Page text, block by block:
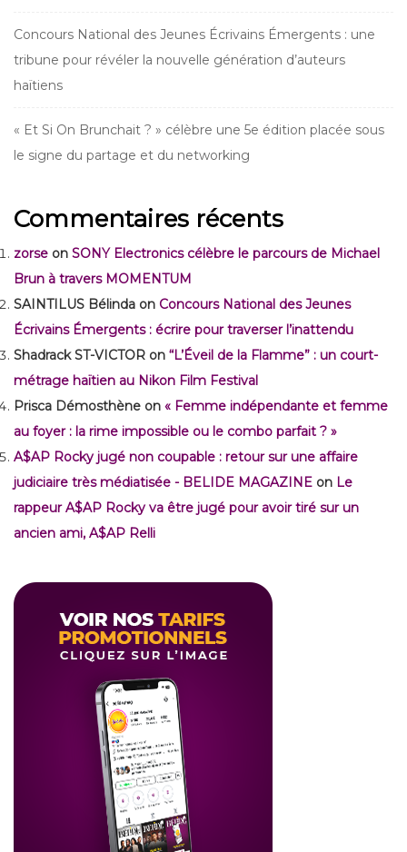
Concours National des Jeunes Écrivains Émergents : une
tribune pour révéler la nouvelle génération d’auteurs
haïtiens
« Et Si On Brunchait ? » célèbre une 5e édition placée sous
le signe du partage et du networking
Commentaires récents
zorse on SONY Electronics célèbre le parcours de Michael
Brun à travers MOMENTUM
SAINTILUS Bélinda on Concours National des Jeunes
Écrivains Émergents : écrire pour traverser l’inattendu
Shadrack ST-VICTOR on “L’Éveil de la Flamme” : un court-
métrage haïtien au Nikon Film Festival
Prisca Démosthène on « Femme indépendante et femme
au foyer : la rime impossible ou le combo parfait ? »
A$AP Rocky jugé non coupable : retour sur une affaire
judiciaire très médiatisée - BELIDE MAGAZINE on Le
rappeur A$AP Rocky va être jugé pour avoir tiré sur un
ancien ami, A$AP Relli